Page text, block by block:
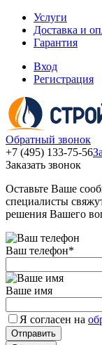
Услуги
Доставка и
Гарантия
Вход
Регистрация
Обратный звонок
+7 (495) 133-75-56
Заказать звонок
Оставьте Ваше
специалисты
решения Вашего
Ваш телефон*
Ваше имя
Я согласен на